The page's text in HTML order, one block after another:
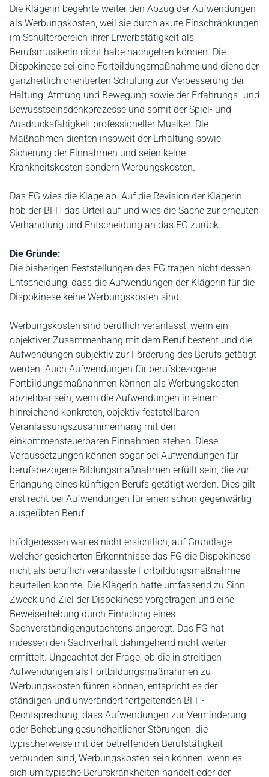
Die Klägerin begehrte weiter den Abzug der Aufwendungen
als Werbungskosten, weil sie durch akute Einschränkungen
im Schulterbereich ihrer Erwerbstätigkeit als
Berufsmusikerin nicht habe nachgehen können. Die
Dispokinese sei eine Fortbildungsmaßnahme und diene der
ganzheitlich orientierten Schulung zur Verbesserung der
Haltung, Atmung und Bewegung sowie der Erfahrungs- und
Bewusstseinsdenkprozesse und somit der Spiel- und
Ausdrucksfähigkeit professioneller Musiker. Die
Maßnahmen dienten insoweit der Erhaltung sowie
Sicherung der Einnahmen und seien keine
Krankheitskosten sondern Werbungskosten.
Das FG wies die Klage ab. Auf die Revision der Klägerin
hob der BFH das Urteil auf und wies die Sache zur erneuten
Verhandlung und Entscheidung an das FG zurück.
Die Gründe:
Die bisherigen Feststellungen des FG tragen nicht dessen
Entscheidung, dass die Aufwendungen der Klägerin für die
Dispokinese keine Werbungskosten sind.
Werbungskosten sind beruflich veranlasst, wenn ein
objektiver Zusammenhang mit dem Beruf besteht und die
Aufwendungen subjektiv zur Förderung des Berufs getätigt
werden. Auch Aufwendungen für berufsbezogene
Fortbildungsmaßnahmen können als Werbungskosten
abziehbar sein, wenn die Aufwendungen in einem
hinreichend konkreten, objektiv feststellbaren
Veranlassungszusammenhang mit den
einkommensteuerbaren Einnahmen stehen. Diese
Voraussetzungen können sogar bei Aufwendungen für
berufsbezogene Bildungsmaßnahmen erfüllt sein, die zur
Erlangung eines künftigen Berufs getätigt werden. Dies gilt
erst recht bei Aufwendungen für einen schon gegenwärtig
ausgeübten Beruf.
Infolgedessen war es nicht ersichtlich, auf Grundlage
welcher gesicherten Erkenntnisse das FG die Dispokinese
nicht als beruflich veranlasste Fortbildungsmaßnahme
beurteilen konnte. Die Klägerin hatte umfassend zu Sinn,
Zweck und Ziel der Dispokinese vorgetragen und eine
Beweiserhebung durch Einholung eines
Sachverständigengutachtens angeregt. Das FG hat
indessen den Sachverhalt dahingehend nicht weiter
ermittelt. Ungeachtet der Frage, ob die in streitigen
Aufwendungen als Fortbildungsmaßnahmen zu
Werbungskosten führen können, entspricht es der
ständigen und unverändert fortgeltenden BFH-
Rechtsprechung, dass Aufwendungen zur Verminderung
oder Behebung gesundheitlicher Störungen, die
typischerweise mit der betreffenden Berufstätigkeit
verbunden sind, Werbungskosten sein können, wenn es
sich um typische Berufskrankheiten handelt oder der